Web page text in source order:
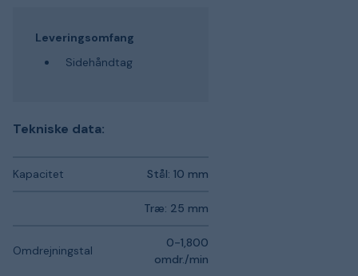
Leveringsomfang
Sidehåndtag
Tekniske data:
Kapacitet Stål: 10 mm
Træ: 25 mm
Omdrejningstal
0-1,800
omdr./min